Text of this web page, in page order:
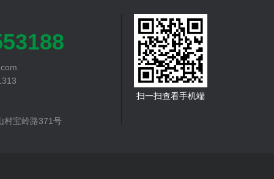
村宝岭路371号
扫一扫查看手机端